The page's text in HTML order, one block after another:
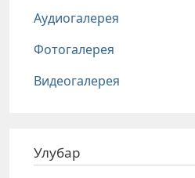
Аудиогалерея
Фотогалерея
Видеогалерея
Улубар